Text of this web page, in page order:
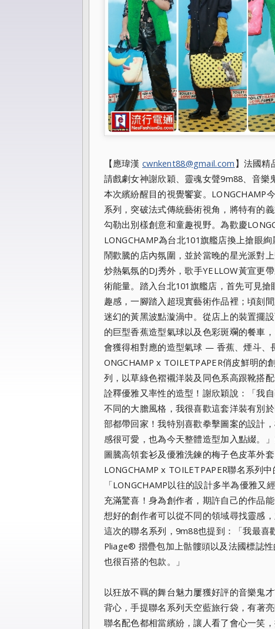
【應瑋漢 cwnkent88@gmail.com 】法國精
請戲劇女神謝欣穎 、靈魂女聲9m88、音
本次繽紛醒目的視覺饗宴。LONGCHAMP
系列，突破法式傳統藝術視角， 將特有的
勾勒出別樣創意和童趣視野。為歡慶
LONGCHAMP為台北101旗艦店換上搶眼絢
鬧歡騰的店內氛圍，並於當晚的星光派對上
炒熱氣氛的DJ秀外，歌手YELLOW黃宣更
術能量。 踏入台北101旗艦店，首先可見
趣感，一腳踏入超現實藝術作品裡；頃刻
迷幻的黃黑波點漩渦中。從店上的裝置擺
的巨型香蕉造型氣球以及色彩斑斕的餐車
會獲得相對應的造型氣球 — 香蕉、煙斗、
ONGCHAMP x TOILETPAPER俏皮鮮明的
列，以草綠色褶襯洋裝及同色系高跟靴搭
詮釋優雅又率性的造型！謝欣穎說：「我
不同的大膽風格，我很喜歡這套洋裝有別
部都帶回家！我特別喜歡拳擊圖案的設計
感很可愛，也為今天整體造型加入點綴。
圖騰高領套衫及優雅洗鍊的梅子色皮革外
LONGCHAMP x TOILETPAPER聯名系列
「LONGCHAMP以往的設計多半為優雅又
充滿驚喜！身為創作者， 期許自己的作品
想好的創作者可以從不同的領域尋找靈感
這次的聯名系列， 9m88也提到：「我最喜
Pliage® 摺疊包加上骷髏頭以及法國標誌
也很百搭的包款。」
以狂放不羈的舞台魅力屢獲好評的音樂鬼
背心，手提聯名系列天空藍旅行袋，有著
聯名配色都相當繽紛，讓人看了會心一笑